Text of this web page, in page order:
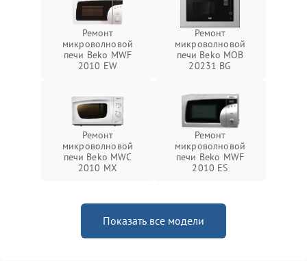
Ремонт
микроволновой
печи Beko MWF
2010 EW
Ремонт
микроволновой
печи Beko MOB
20231 BG
Ремонт
микроволновой
печи Beko MWC
2010 MX
Ремонт
микроволновой
печи Beko MWF
2010 ES
Показать все модели